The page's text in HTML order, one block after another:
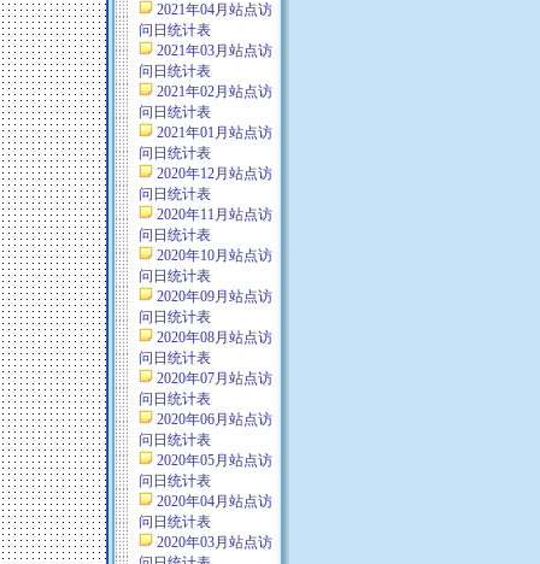
2021年04月站点访
问日统计表
2021年03月站点访
问日统计表
2021年02月站点访
问日统计表
2021年01月站点访
问日统计表
2020年12月站点访
问日统计表
2020年11月站点访
问日统计表
2020年10月站点访
问日统计表
2020年09月站点访
问日统计表
2020年08月站点访
问日统计表
2020年07月站点访
问日统计表
2020年06月站点访
问日统计表
2020年05月站点访
问日统计表
2020年04月站点访
问日统计表
2020年03月站点访